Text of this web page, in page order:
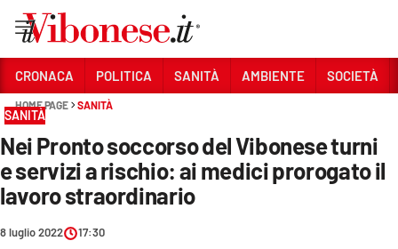
Sezioni
CRONACA
POLITICA
CRONACA POLITICA SANITÀ AMBIENTE SOCIETÀ
HOME PAGE SANITÀ
SANITÀ
Nei Pronto soccorso del Vibonese turni
e servizi a rischio: ai medici prorogato il
lavoro straordinario
8 luglio 2022 17:30